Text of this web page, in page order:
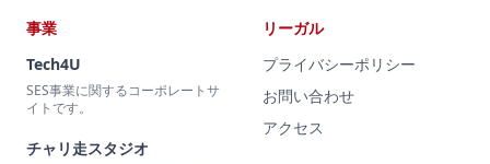
事業
Tech4U
SES事業に関するコーポレートサ
イトです。
チャリ走スタジオ
リーガル
プライバシーポリシー
お問い合わせ
アクセス